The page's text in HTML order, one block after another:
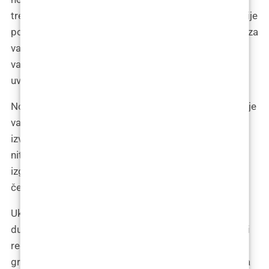
trendovi promijene i novi superjunaci estetske kirurgije
pojave na sceni. To je kao da uložite u dobre temelje za
vaš dom – ne morate ih obnavljati svake godine, a
vaša kuća izgleda sjajno bez obzira na vremenske
uvjete.
No, s velikom moći dolazi i velika odgovornost. Zato je
važno da ovaj arhitektonski zahvat na vašem licu
izvede stručnjak, jer iako je moguće izvršiti korekcije,
nitko zapravo ne želi završiti s jagodicama koje
izgledaju kao dodatak za vježbanje bicepsa ili linijom
čeljusti koja bi mogla poslužiti kao stalak za kapute.
Ukratko, polialkilimid možda nije za one koji se boje
dugoročne predanosti, ali za sve vas koji ste spremni
reći “da” dugotrajnoj ljepoti, on je vaš arhitekt, vaš
graditelj snova, vaš osobni Michelangelo koji čeka da